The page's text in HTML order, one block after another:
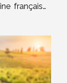
française